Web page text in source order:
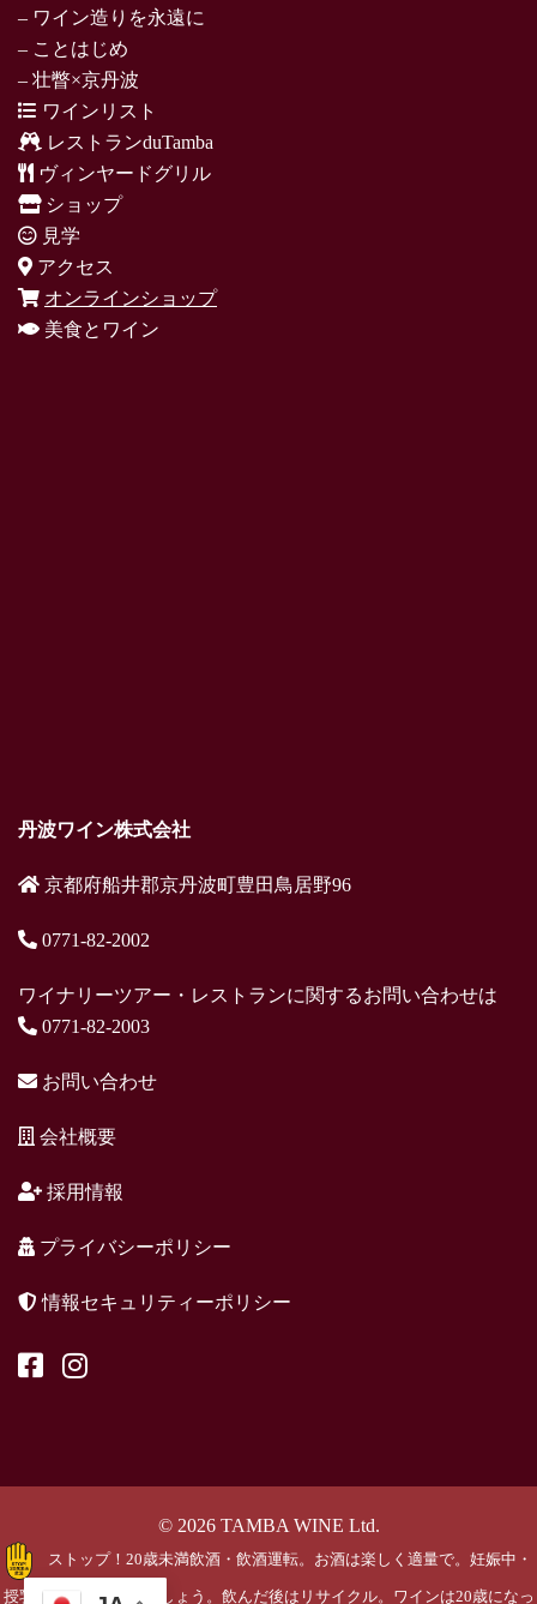
– ワイン造りを永遠に
– ことはじめ
– 壮瞥×京丹波
ワインリスト
レストランduTamba
ヴィンヤードグリル
ショップ
見学
アクセス
オンラインショップ
美食とワイン
丹波ワイン株式会社
京都府船井郡京丹波町豊田鳥居野96
0771-82-2002
ワイナリーツアー・レストランに関するお問い合わせは
0771-82-2003
お問い合わせ
会社概要
採用情報
プライバシーポリシー
情報セキュリティーポリシー
© 2026 TAMBA WINE Ltd.
ストップ！20歳未満飲酒・飲酒運転。お酒は楽しく適量で。妊娠中・
授乳期の飲酒はやめましょう。飲んだ後はリサイクル。ワインは20歳になっ